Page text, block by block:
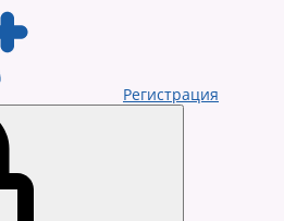
Регистрация